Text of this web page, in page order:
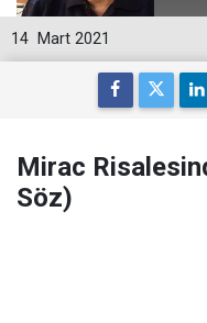
14 Mart 2021
Mirac
Söz)